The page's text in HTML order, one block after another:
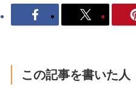
この記事を書いた人